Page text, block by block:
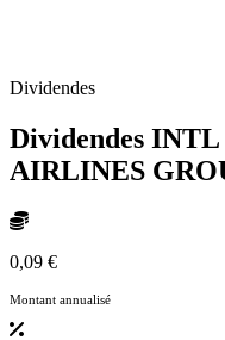
Dividendes
Dividendes
AIRLINES
0,09 €
Montant annualisé